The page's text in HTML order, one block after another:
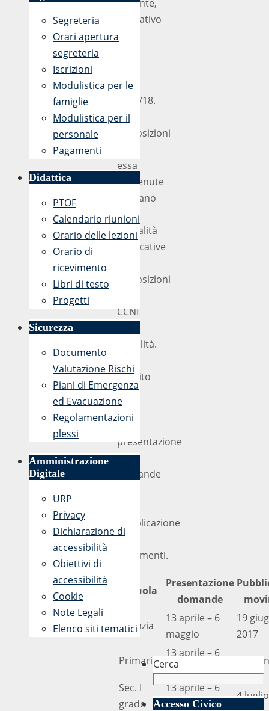
docente,
educativo
e
l’a.s.
2017/18.
Le
disposizioni
essa
contenute
indicano
le
modalità
applicative
disposizioni
CCNI
mobilità.
seguito
le
date
di
presentazione
delle
domande
pubblicazione
dei
movimenti.
Scuola
Presentazione
domande
Infanzia
13 aprile – 6
maggio
19
2017
Primaria
13 aprile – 6
maggio
9
Sec. I
grado
13 aprile – 6
maggio
4
Segreteria
Orari apertura
segreteria
Iscrizioni
Modulistica per le
famiglie
Modulistica per il
personale
Pagamenti
Didattica
PTOF
Calendario riunioni
Orario delle lezioni
Orario di
ricevimento
Libri di testo
Progetti
Sicurezza
Documento
Valutazione Rischi
Piani di Emergenza
ed Evacuazione
Regolamentazioni
plessi
Amministrazione
Digitale
URP
Privacy
Dichiarazione di
accessibilità
Obiettivi di
accessibilità
Cookie
Note Legali
Elenco siti tematici
Cerca
Accesso Civico